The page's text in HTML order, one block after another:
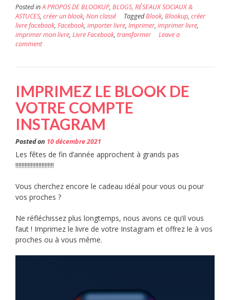
Posted inA PROPOS DE BLOOKUP, BLOGS, RÉSEAUX SOCIAUX &
ASTUCES, créer un blook, Non classé TaggedBlook, Blookup, créer
livre facebook, Facebook, importer livre, Imprimer, imprimer livre,
imprimer mon livre, Livre Facebook, transformer
Leave a
comment
IMPRIMEZ LE BLOOK DE
VOTRE COMPTE
INSTAGRAM
Posted on 10 décembre 2021
Les fêtes de fin d’année approchent à grands pas
!!!!!!!!!!!!!!!!!!!!!!!!!
Vous cherchez encore le cadeau idéal pour vous ou pour
vos proches ?
Ne réfléchissez plus longtemps, nous avons ce qu’il vous
faut ! Imprimez le livre de votre Instagram et offrez le à vos
proches ou à vous même.